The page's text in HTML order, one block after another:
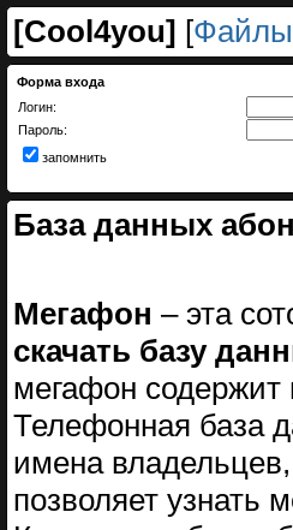
[Cool4you] [Файлы
Форма входа
Логин:
Пароль:
запомнить
База данных
Мегафон – эта
скачать базу
мегафон
Телефонная база
имена
позволяет узнать